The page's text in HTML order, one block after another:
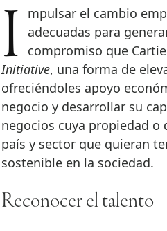
Impulsar el cambio empoderando a mujeres con las herramientas
adecuadas para
compromiso que
Initiative, una forma de
ofreciéndoles apoyo
negocio y desarrollar su
negocios cuya propiedad
país y sector que quieran
sostenible en la sociedad.
Reconocer el talento